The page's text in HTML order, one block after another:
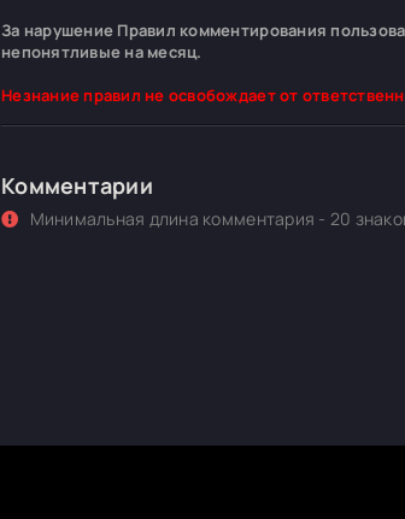
За нарушение Правил комментирования
непонятливые на месяц.
Незнание правил не освобождает от
Комментарии
Минимальная длина комментария - 20